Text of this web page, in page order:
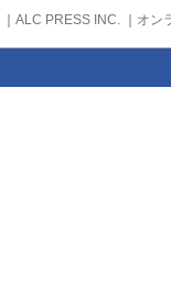
｜ ALC PRESS INC. ｜ オン